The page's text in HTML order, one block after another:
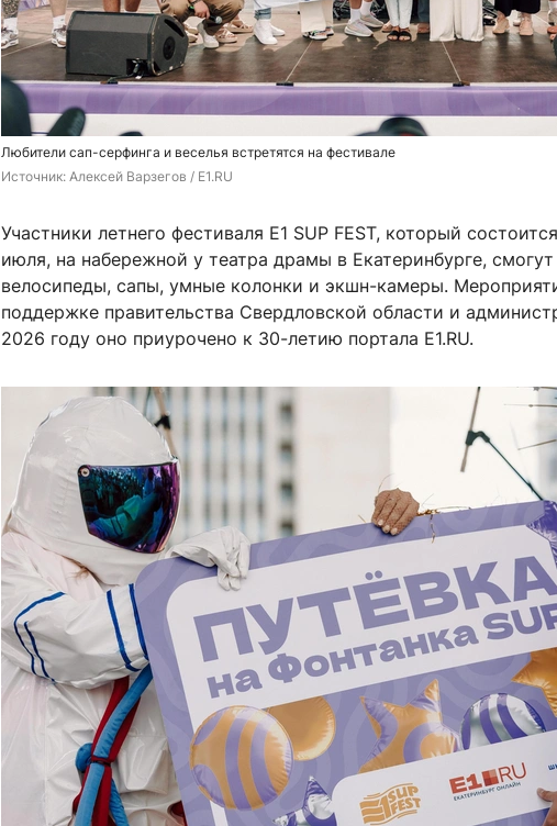
Любители сап-серфинга и веселья встретятся на фестивале
Источник: Алексей Варзегов / E1.RU
Участники летнего фестиваля E1 SUP FEST, который
июля, на набережной у театра драмы в Екатеринбурге, смогут
велосипеды, сапы, умные колонки и экшн-камеры.
поддержке правительства Свердловской области и
2026 году оно приурочено к 30-летию портала E1.RU.